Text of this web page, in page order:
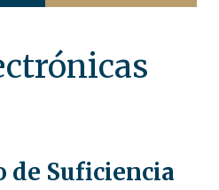
de Suficiencia